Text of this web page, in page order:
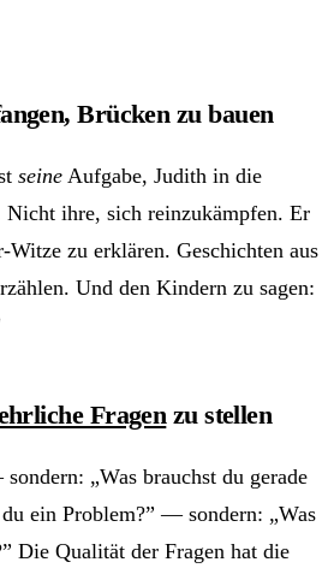
Brücken zu bauen
seine Aufgabe, Judith in die
Nicht ihre, sich reinzukämpfen. Er
Witze zu erklären. Geschichten aus
Und den Kindern zu sagen:
Fragen zu stellen
„Was brauchst du gerade
ein Problem?” — sondern: „Was
Die Qualität der Fragen hat die